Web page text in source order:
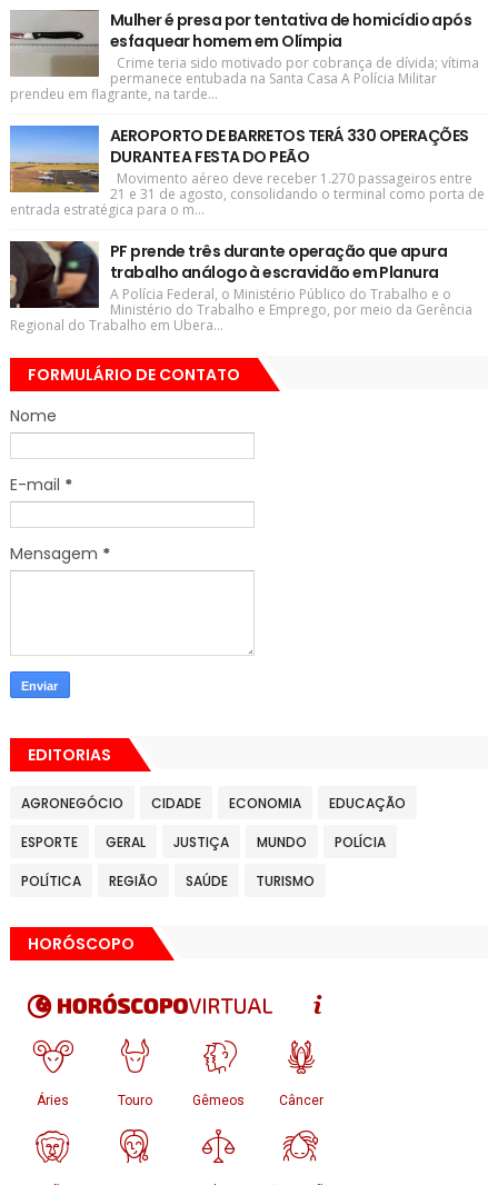
Mulher é presa por tentativa de homicídio após
esfaquear homem em Olímpia
Crime teria sido motivado por cobrança de dívida; vítima
permanece entubada na Santa Casa A Polícia Militar
prendeu em flagrante, na tarde...
AEROPORTO DE BARRETOS TERÁ 330 OPERAÇÕES
DURANTE A FESTA DO PEÃO
Movimento aéreo deve receber 1.270 passageiros entre
21 e 31 de agosto, consolidando o terminal como porta de
entrada estratégica para o m...
PF prende três durante operação que apura
trabalho análogo à escravidão em Planura
A Polícia Federal, o Ministério Público do Trabalho e o
Ministério do Trabalho e Emprego, por meio da Gerência
Regional do Trabalho em Ubera...
FORMULÁRIO DE CONTATO
Nome
E-mail *
Mensagem *
EDITORIAS
AGRONEGÓCIO CIDADE ECONOMIA EDUCAÇÃO
ESPORTE GERAL JUSTIÇA MUNDO POLÍCIA
POLÍTICA REGIÃO SAÚDE TURISMO
HORÓSCOPO